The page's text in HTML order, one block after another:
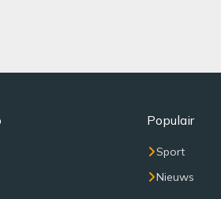
Populair
Sport
Nieuws